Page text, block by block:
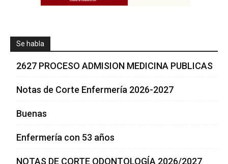
Se habla
2627 PROCESO ADMISION MEDICINA PUBLICAS
Notas de Corte Enfermería 2026-2027
Buenas
Enfermería con 53 años
NOTAS DE CORTE ODONTOLOGÍA 2026/2027